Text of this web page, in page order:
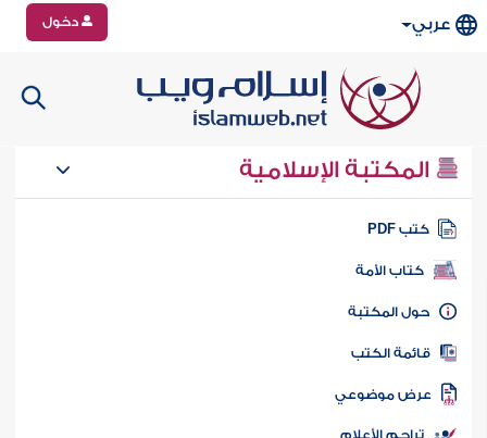
عربي دخول
المكتبة الإسلامية
كتب PDF
كتاب الأمة
المكتبة
الكتب